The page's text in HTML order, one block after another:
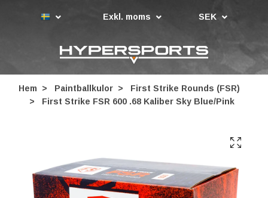
Exkl. moms SEK
Hem Paintballkulor
First Strike Rounds (FSR)
First Strike FSR 600 .68 Kaliber Sky Blue/Pink